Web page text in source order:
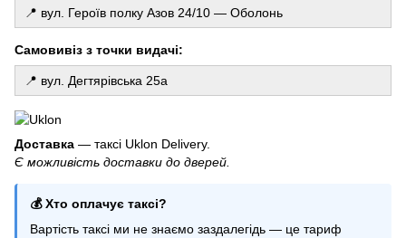
📍 вул. Героїв полку Азов 24/10 — Оболонь
Самовивіз з точки видачі:
📍 вул. Дегтярівська 25а
Доставка — таксі Uklon Delivery.
Є можливість доставки до дверей.
💰 Хто оплачує таксі?
Вартість таксі ми не знаємо заздалегідь — це тариф